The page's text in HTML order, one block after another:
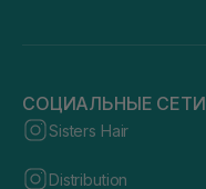
СОЦИАЛЬНЫЕ СЕТИ
Sisters Hair
Distribution